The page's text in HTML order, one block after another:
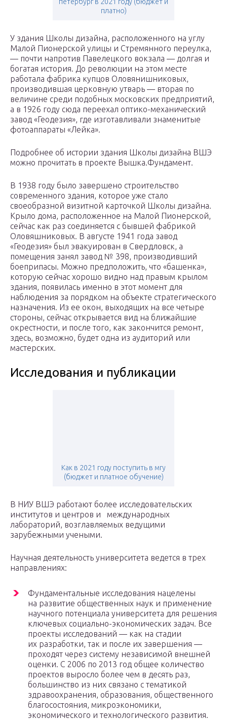
платно)
У здания Школы дизайна, расположенного на углу
Малой Пионерской улицы и Стремянного переулка,
— почти напротив Павелецкого вокзала — долгая и
богатая история. До революции на этом месте
работала фабрика купцов Оловянишниковых,
производившая церковную утварь — вторая по
величине среди подобных московских предприятий,
а в 1926 году сюда переехал оптико-механический
завод «Геодезия», где изготавливали знаменитые
фотоаппараты «Лейка».
Подробнее об истории здания Школы дизайна ВШЭ
можно прочитать в проекте Вышка.Фундамент.
В 1938 году было завершено строительство
современного здания, которое уже стало
своеобразной визитной карточкой Школы дизайна.
Крыло дома, расположенное на Малой Пионерской,
сейчас как раз соединяется с бывшей фабрикой
Оловяшниковых. В августе 1941 года завод
«Геодезия» был эвакуирован в Свердловск, а
помещения занял завод № 398, производивший
боеприпасы. Можно предположить, что «башенка»,
которую сейчас хорошо видно над правым крылом
здания, появилась именно в этот момент для
наблюдения за порядком на объекте стратегического
назначения. Из ее окон, выходящих на все четыре
стороны, сейчас открывается вид на ближайшие
окрестности, и после того, как закончится ремонт,
здесь, возможно, будет одна из аудиторий или
мастерских.
Исследования и публикации
Как в 2021 году поступить в мгу
(бюджет и платное обучение)
В НИУ ВШЭ работают более исследовательских
институтов и центров и международных
лабораторий, возглавляемых ведущими
зарубежными учеными.
Научная деятельность университета ведется в трех
направлениях:
Фундаментальные исследования нацелены
на развитие общественных наук и применение
научного потенциала университета для решения
ключевых социально-экономических задач. Все
проекты исследований — как на стадии
их разработки, так и после их завершения —
проходят через систему независимой внешней
оценки. С 2006 по 2013 год общее количество
проектов выросло более чем в десять раз,
большинство из них связано с тематикой
здравоохранения, образования, общественного
благосостояния, микроэкономики,
экономического и технологического развития.